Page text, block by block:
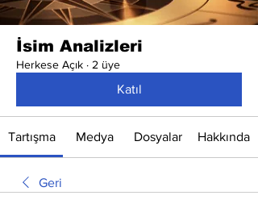
İsim Analizleri
Herkese Açık · 2 üye
Katıl
Tartışma Medya Dosyalar Hakkında
Geri